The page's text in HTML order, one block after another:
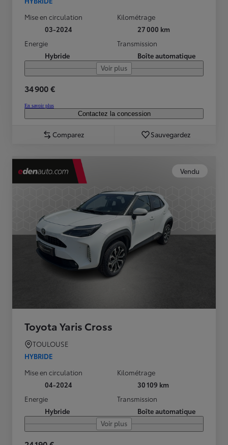
Mise en circulation
03-2024
Kilométrage
27 000 km
Energie
Hybride
Transmission
Boîte automatique
Voir plus
34 900 €
En savoir plus
Contactez la concession
Comparez Sauvegardez
Vendu
Toyota Yaris Cross
TOULOUSE
HYBRIDE
Mise en circulation
04-2024
Kilométrage
30 109 km
Energie
Hybride
Transmission
Boîte automatique
Voir plus